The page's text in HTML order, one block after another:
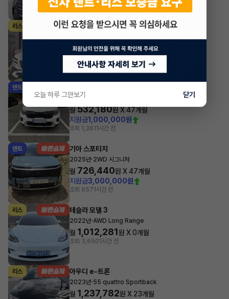
리스 제네시스 GV70
월1,112,190원 X38개월
조회 1,151방금전
렌트
2026년
월 532,180원 X 47개월
지원금1,000,000원
조회 1,361 1시간 전
렌트 기아 스포티지
2025년·2WD 시그니처
월 726,440원 X47개월
지원금3,000,000원
조회 6571시간 전
리스 테슬라 모델 3
2022년·AWD Long Range
월 1,012,281원 X0개월
조회 3,6501시간 전
리스 아우디 e-트론
2023년·55 quattro Sportback
월 1,237,782원 X 23개월
오늘 하루 그만보기 닫기